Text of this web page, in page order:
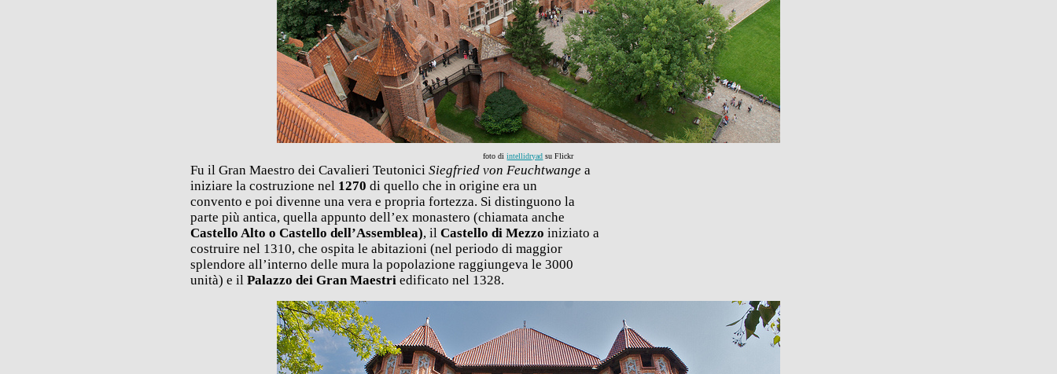
foto diintellidryad su Flickr
Fu il Gran Maestro dei Cavalieri TeutoniciSiegfried von Feuchtwange a
iniziare la costruzione nel 1270di quello che in origine era un
convento e poi divenne una vera e propria fortezza. Si distinguono la
parte più antica, quella appunto dell’ex monastero (chiamata anche
Castello Alto o Castello dell’Assemblea), ilCastello di Mezzo iniziato a
costruire nel 1310, che ospita le abitazioni (nel periodo di maggior
splendore all’interno delle mura la popolazione raggiungeva le 3000
unità) e ilPalazzo dei Gran Maestri edificato nel 1328.